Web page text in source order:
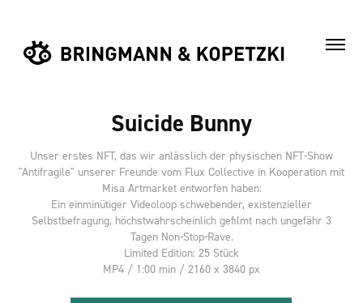
Suicide Bunny
Unser erstes NFT, das wir anlässlich der physischen NFT-Show
"Antifragile" unserer Freunde vom Flux Collective in Kooperation mit
Misa Artmarket entworfen haben:
Ein einminütiger Videoloop schwebender, existenzieller
Selbstbefragung, höchstwahrscheinlich gefilmt nach ungefähr 3
Tagen Non-Stop-Rave.
Limited Edition: 25 Stück
MP4 / 1:00 min / 2160 x 3840 px